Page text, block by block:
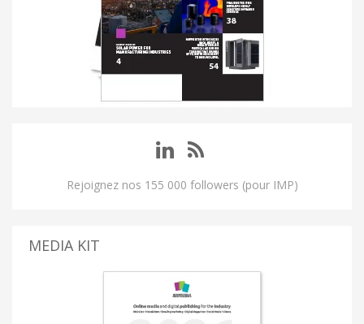
Rejoignez nos 155 000 followers (pour IMP)
MEDIA KIT